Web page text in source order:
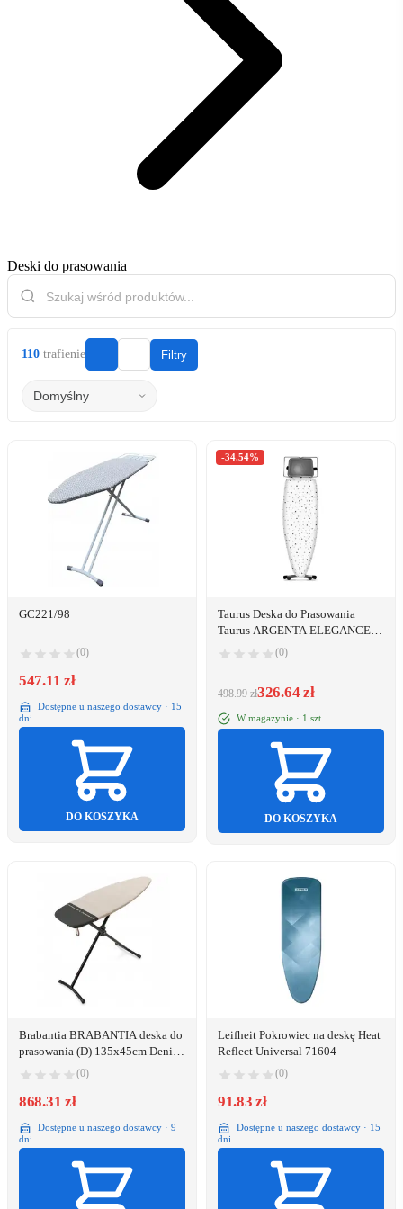
Deski do prasowania
110 trafienie Filtry
GC221/98
(0)
547.11 zł
Dostępne u naszego dostawcy · 15
dni
DO KOSZYKA
-34.54%
Taurus Deska do Prasowania
Taurus ARGENTA ELEGANCE
(130 X 47 CM)
(0)
498.99 zł326.64 zł
W magazynie · 1 szt.
DO KOSZYKA
Brabantia BRABANTIA deska do
prasowania (D) 135x45cm Denim
Grey 241406 (8710755241406)
(0)
868.31 zł
Dostępne u naszego dostawcy · 9
dni
Leifheit Pokrowiec na deskę Heat
Reflect Universal 71604
(0)
91.83 zł
Dostępne u naszego dostawcy · 15
dni